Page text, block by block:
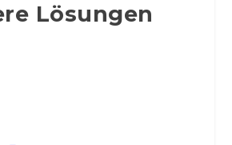
Lösungen